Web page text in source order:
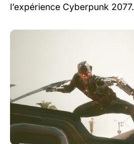
l’expérience Cyberpunk 2077.